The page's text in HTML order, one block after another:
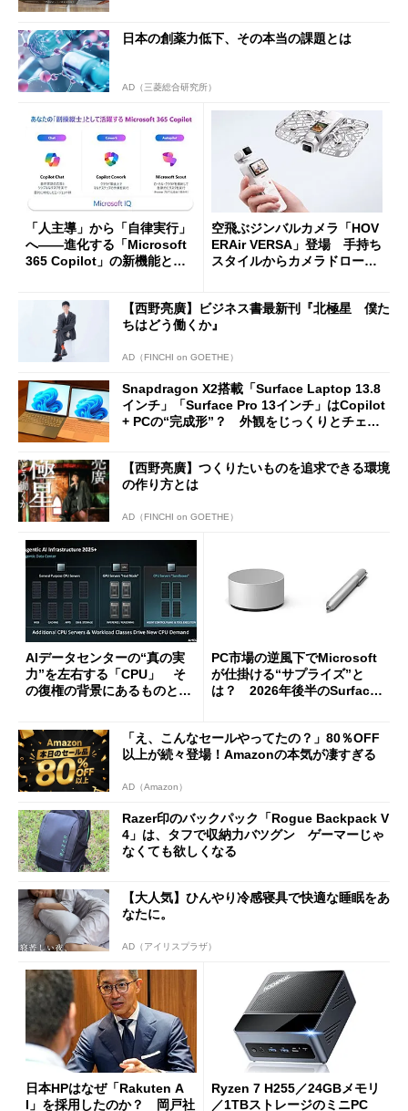
日本の創薬力低下、その本当の課題とは
AD（三菱総合研究所）
「人主導」から「自律実行」
へ――進化する「Microsoft
365 Copilot」の新機能とエ
空飛ぶジンバルカメラ「HOV
ERAir VERSA」登場 手持ち
スタイルからカメラドローン
【西野亮廣】ビジネス書最新刊『北極星 僕た
ちはどう働くか』
AD（FINCHI on GOETHE）
Snapdragon X2搭載「Surface Laptop 13.8
インチ」「Surface Pro 13インチ」はCopilot
+ PCの“完成形”？ 外観をじっくりとチェッ
【西野亮廣】つくりたいものを追求できる環境
の作り方とは
AD（FINCHI on GOETHE）
AIデータセンターの“真の実
力”を左右する「CPU」 そ
の復権の背景にあるものと
PC市場の逆風下でMicrosoft
が仕掛ける“サプライズ”と
は？ 2026年後半のSurface
「え、こんなセールやってたの？」80％OFF
以上が続々登場！Amazonの本気が凄すぎる
AD（Amazon）
Razer印のバックパック「Rogue Backpack V
4」は、タフで収納力バツグン ゲーマーじゃ
なくても欲しくなる
【大人気】ひんやり冷感寝具で快適な睡眠をあ
なたに。
AD（アイリスプラザ）
日本HPはなぜ「Rakuten A
I」を採用したのか？ 岡戸社
Ryzen 7 H255／24GBメモリ
／1TBストレージのミニPC